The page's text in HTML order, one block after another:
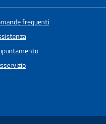
frequenti